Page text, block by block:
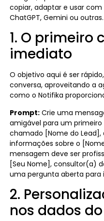
copiar, adaptar e usar
ChatGPT, Gemini ou outras.
1. O primeiro
imediato
O objetivo aqui é ser
conversa, aproveitando a
como o Notifika
Prompt: Crie uma
amigável para um
chamado [Nome do
informações sobre o
mensagem deve ser
[Seu Nome], consultor(a)
uma pergunta aberta para
2.
nos dados